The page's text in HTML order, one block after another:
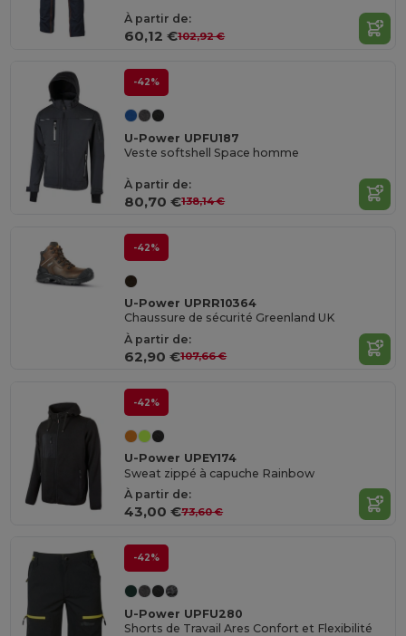
À partir de:
60,12 €102,92 €
-42%
U-Power UPFU187
Veste softshell Space homme
À partir de:
80,70 €138,14 €
-42%
U-Power UPRR10364
Chaussure de sécurité Greenland UK
À partir de:
62,90 €107,66 €
-42%
U-Power UPEY174
Sweat zippé à capuche Rainbow
À partir de:
43,00 €73,60 €
-42%
U-Power UPFU280
Shorts de Travail Ares Confort et Flexibilité